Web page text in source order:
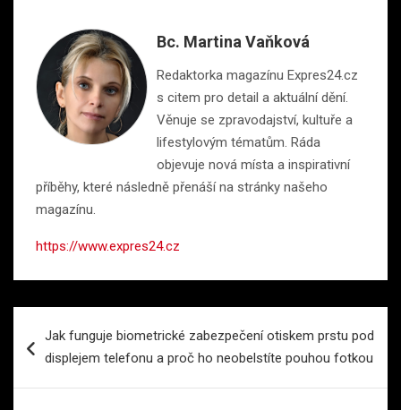
Bc. Martina Vaňková
Redaktorka magazínu Expres24.cz
s citem pro detail a aktuální dění.
Věnuje se zpravodajství, kultuře a
lifestylovým tématům. Ráda
objevuje nová místa a inspirativní
příběhy, které následně přenáší na stránky našeho
magazínu.
https://www.expres24.cz
proJak funguje biometrické zabezpečení otiskem prstu pod
displejem telefonu a proč ho neobelstíte pouhou fotkou